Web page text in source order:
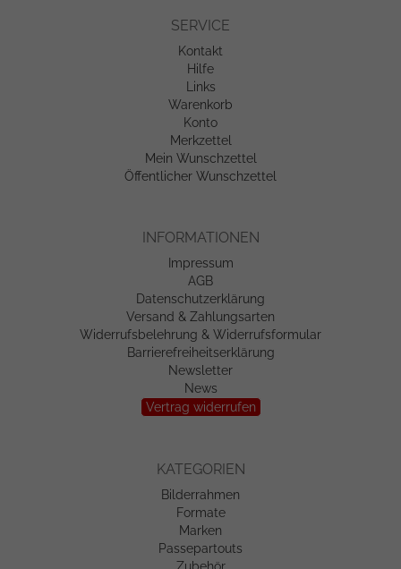
SERVICE
Kontakt
Hilfe
Links
Warenkorb
Konto
Merkzettel
Mein Wunschzettel
Öffentlicher Wunschzettel
INFORMATIONEN
Impressum
AGB
Datenschutzerklärung
Versand & Zahlungsarten
Widerrufsbelehrung & Widerrufsformular
Barrierefreiheitserklärung
Newsletter
News
Vertrag widerrufen
KATEGORIEN
Bilderrahmen
Formate
Marken
Passepartouts